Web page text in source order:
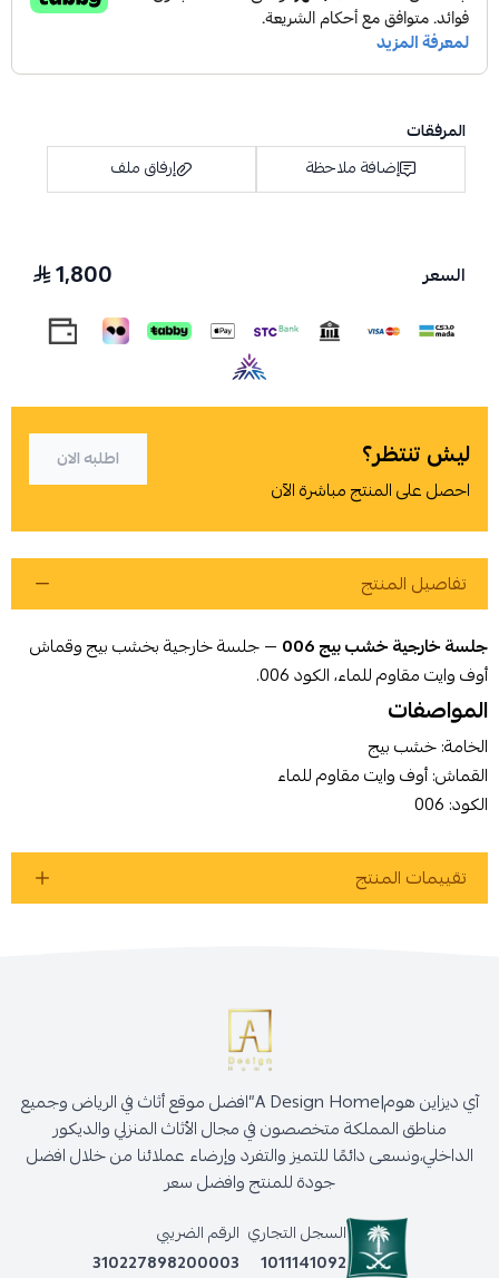
المرفقات
إضافة ملاحظة
إرفاق ملف
السعر 1,800
ليش تنتظر؟
احصل على المنتج مباشرة الآن
اطلبه الان
أوافق على سياسة الشراء
اطلب المنتج
تفاصيل المنتج
جلسة خارجية خشب بيج 006
— جلسة خارجية بخشب بيج وقماش
أوف وايت مقاوم للماء، الكود 006.
المواصفات
الخامة: خشب بيج
القماش: أوف وايت مقاوم للماء
الكود: 006
تقييمات المنتج
آي ديزاين هوم|A Design Home”افضل موقع أثاث في الرياض وجميع
مناطق المملكة متخصصون في مجال الأثاث المنزلي والديكور
الداخلي،ونسعى دائمًا للتميز والتفرد وإرضاء عملائنا من خلال افضل
جودة للمنتج وافضل سعر
السجل التجاري
1011141092
الرقم الضريبي
310227898200003